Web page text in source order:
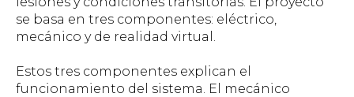
se basa en tres componentes: eléctrico,
mecánico y de realidad virtual.
Estos tres componentes explican el
funcionamiento del sistema. El mecánico